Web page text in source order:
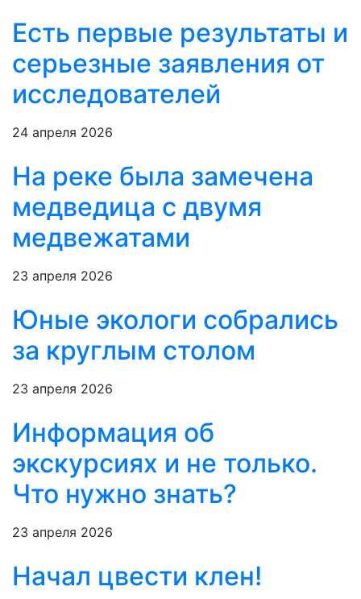
Есть первые результаты и
серьезные заявления от
исследователей
24 апреля 2026
На реке была замечена
медведица с двумя
медвежатами
23 апреля 2026
Юные экологи собрались
за круглым столом
23 апреля 2026
Информация об
экскурсиях и не только.
Что нужно знать?
23 апреля 2026
Начал цвести клен!